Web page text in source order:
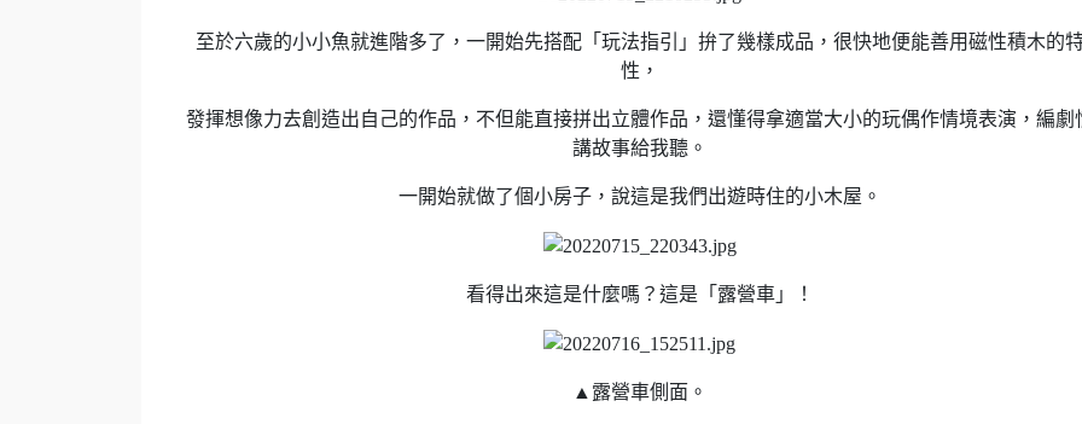
至於六歲的小小魚就進階多了，一開始先搭配「玩法指引」拚了幾樣成品，很快地便能善用磁性積木的
性，
發揮想像力去創造出自己的作品，不但能直接拼出立體作品，還懂得拿適當大小的玩偶作情境表演，編劇
講故事給我聽。
一開始就做了個小房子，說這是我們出遊時住的小木屋。
看得出來這是什麼嗎？這是「露營車」！
▲露營車側面。